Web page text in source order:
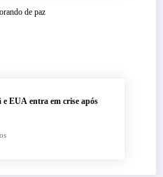
EUA entra em crise após